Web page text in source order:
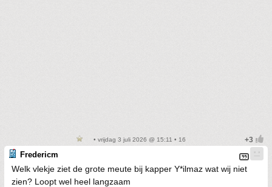
• vrijdag 3 juli 2026 @ 15:11 • 16
Fredericm
Welk vlekje ziet de grote meute bij kapper Y*ilmaz wat wij niet
zien? Loopt wel heel langzaam